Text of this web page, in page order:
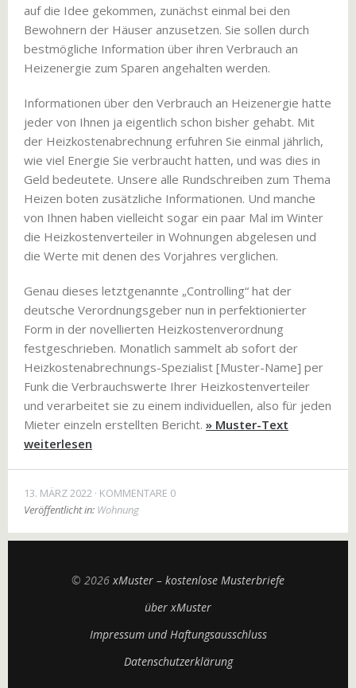
auf die Idee gekommen, zunächst einmal bei den
Bewohnern der Häuser anzusetzen. Sie sollen durch
bestmögliche Information über ihren Verbrauch an
Heizenergie zum Sparen angehalten werden.
Informationen über den Verbrauch an Heizenergie hatte
jeder von Ihnen ja eigentlich schon bisher gehabt. Mit
der Heizkostenabrechnung erfuhren Sie einmal jährlich,
wie viel Energie Sie verbraucht hatten, und was dies in
Geld bedeutete. Unsere alle Rundschreiben zum Thema
Heizen boten zusätzliche Informationen. Und manche
von Ihnen haben vielleicht sogar ein paar Mal im Winter
die Heizkostenverteiler in Wohnungen abgelesen und
die Werte mit denen des Vorjahres verglichen.
Genau dieses letztgenannte „Controlling“ hat der
deutsche Verordnungsgeber nun in perfektionierter
Form in der novellierten Heizkostenverordnung
festgeschrieben. Monatlich sammelt ab sofort der
Heizkostenabrechnungs-Spezialist [Muster-Name] per
Funk die Verbrauchswerte Ihrer Heizkostenverteiler
und verarbeitet sie zu einem individuellen, also für jeden
Mieter einzeln erstellten Bericht. » Muster-Text
weiterlesen
13. MÄRZ 2022 KOMMENTARE 0
Veröffentlicht in: Wohnung
© 2026xMuster – kostenlose Musterbriefe
über xMuster
Impressum und Haftungsausschluss
Datenschutzerklärung